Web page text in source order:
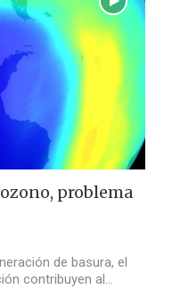
problema
de basura, el
contribuyen al…